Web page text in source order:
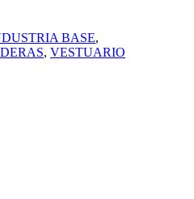
BASE,
, VESTUARIO